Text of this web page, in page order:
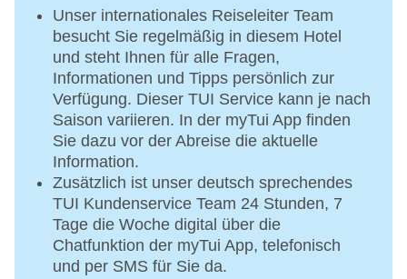
Unser internationales Reiseleiter Team
besucht Sie regelmäßig in diesem Hotel
und steht Ihnen für alle Fragen,
Informationen und Tipps persönlich zur
Verfügung. Dieser TUI Service kann je nach
Saison variieren. In der myTui App finden
Sie dazu vor der Abreise die aktuelle
Information.
Zusätzlich ist unser deutsch sprechendes
TUI Kundenservice Team 24 Stunden, 7
Tage die Woche digital über die
Chatfunktion der myTui App, telefonisch
und per SMS für Sie da.